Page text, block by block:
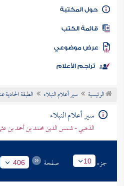
كتاب الأمة
المكتبة
الكتب
موضوعي
تراجم الأعلام
الرئيسية سير أعلام النبلاء الطبقة الحادية
سير أعلام النبلاء
الذهبي - شمس الدين محمد بن أحمد بن
جزء 10 صفحة 406